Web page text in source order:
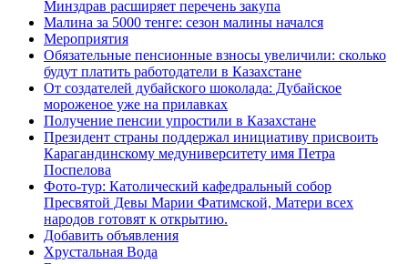
Минздрав расширяет перечень закупа
Малина за 5000 тенге: сезон малины начался
Мероприятия
Обязательные пенсионные взносы увеличили: сколько
будут платить работодатели в Казахстане
От создателей дубайского шоколада: Дубайское
мороженое уже на прилавках
Получение пенсии упростили в Казахстане
Президент страны поддержал инициативу присвоить
Карагандинскому медуниверситету имя Петра
Поспелова
Фото-тур: Католический кафедральный собор
Пресвятой Девы Марии Фатимской, Матери всех
народов готовят к открытию.
Добавить объявления
Хрустальная Вода